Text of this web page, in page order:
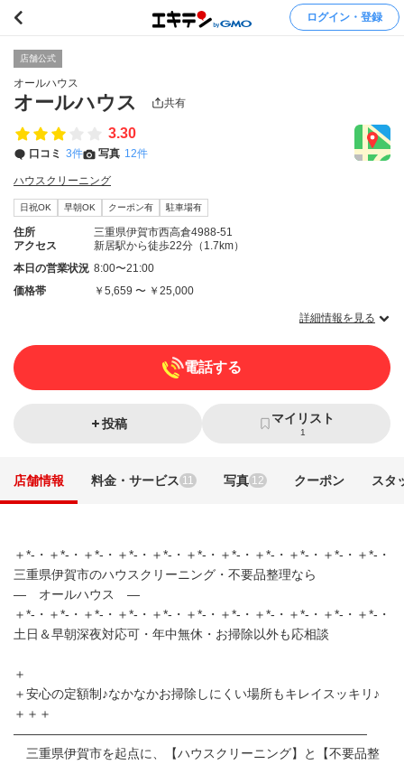
ログイン・登録
店舗公式
オールハウス
オールハウス 共有
3.30
口コミ 3件 写真 12件
ハウスクリーニング
日祝OK 早朝OK クーポン有 駐車場有
住所
三重県伊賀市西高倉4988-51
アクセス
新居駅から徒歩22分（1.7km）
本日の営業状況 8:00〜21:00
価格帯
￥5,659 〜 ￥25,000
詳細情報を見る
電話する
投稿 マイリスト
1
店舗情報 料金・サービス 11 写真 12 クーポン スタ
＋*-・＋*-・＋*-・＋*-・＋*-・＋*-・＋*-・＋*-・＋*-・＋*-・＋*-・
三重県伊賀市のハウスクリーニング・不要品整理なら
— オールハウス —
＋*-・＋*-・＋*-・＋*-・＋*-・＋*-・＋*-・＋*-・＋*-・＋*-・＋*-・
土日＆早朝深夜対応可・年中無休・お掃除以外も応相談
＋
＋安心の定額制♪なかなかお掃除しにくい場所もキレイスッキリ♪
＋＋＋
————————————————————————————
三重県伊賀市を起点に、【ハウスクリーニング】と【不要品整